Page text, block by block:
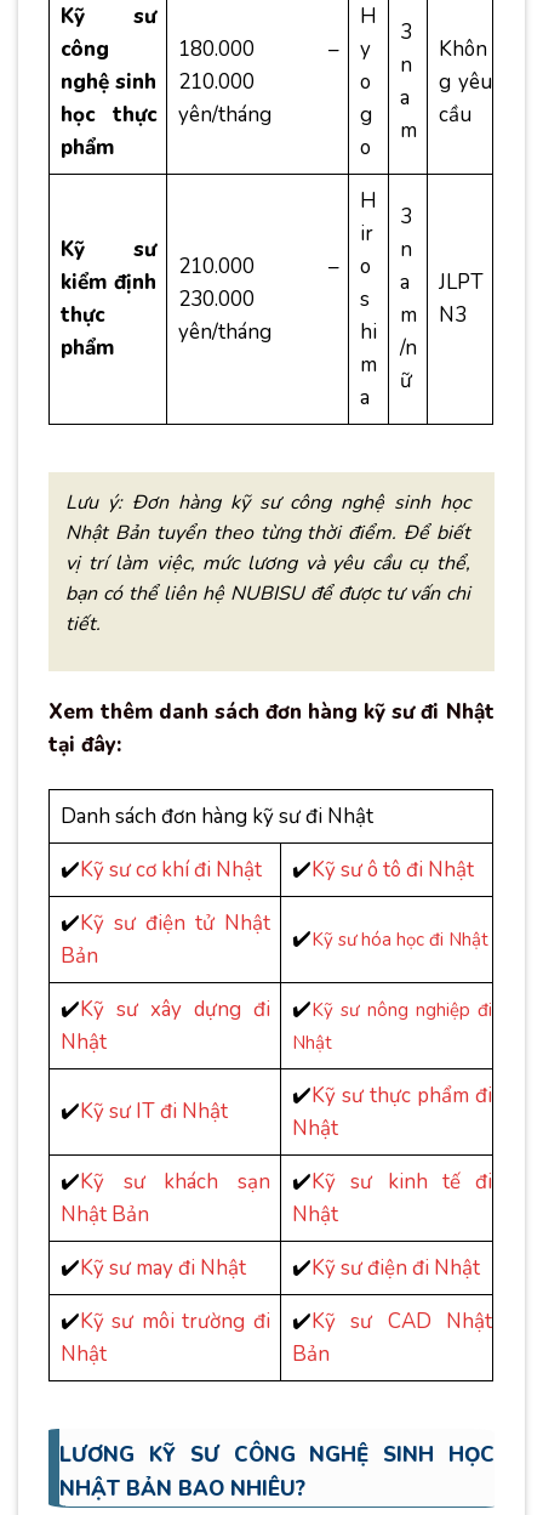
Kỹ sư
công
nghệ sinh
học thực
phẩm
180.000 –
210.000
yên/tháng
H
y
o
g
o
3
n
a
m
Khôn
g yêu
cầu
Kỹ sư
kiểm định
thực
phẩm
210.000 –
230.000
yên/tháng
H
ir
o
s
hi
m
a
3
n
a
m
/n
ữ
JLPT
N3
Lưu ý: Đơn hàng kỹ sư công nghệ sinh học
Nhật Bản tuyển theo từng thời điểm. Để biết
vị trí làm việc, mức lương và yêu cầu cụ thể,
bạn có thể liên hệ NUBISU để được tư vấn chi
tiết.
Xem thêm danh sách đơn hàng kỹ sư đi Nhật
tại đây:
Danh sách đơn hàng kỹ sư đi Nhật
✔️Kỹ sư cơ khí đi Nhật ✔️Kỹ sư ô tô đi Nhật
✔️Kỹ sư điện tử Nhật
Bản
✔️Kỹ sư hóa học đi Nhật
✔️Kỹ sư xây dựng đi
Nhật
✔️Kỹ sư nông nghiệp đi
Nhật
✔️Kỹ sư IT đi Nhật
✔️Kỹ sư thực phẩm đi
Nhật
✔️Kỹ sư khách sạn
Nhật Bản
✔️Kỹ sư kinh tế đi
Nhật
✔️Kỹ sư may đi Nhật ✔️Kỹ sư điện đi Nhật
✔️Kỹ sư môi trường đi
Nhật
✔️Kỹ sư CAD Nhật
Bản
LƯƠNG KỸ SƯ CÔNG NGHỆ SINH HỌC
NHẬT BẢN BAO NHIÊU?